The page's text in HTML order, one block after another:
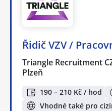
Řidič VZV /
Triangle Recruitment
Plzeň
190 – 210 Kč / hod
Vhodné také pro